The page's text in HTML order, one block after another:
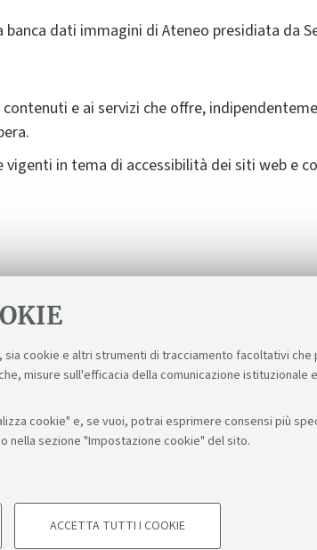
cookie e altri strumenti di tracciamento facoltativi
misure sull'efficacia della comunicazione istituzionale
cookie" e, se vuoi, potrai esprimere consensi più
sezione "Impostazione cookie" del sito.
COOKIE TECNICI - NECESSARI
ACCETTA TUTTI I COOKIE
dati immagini di Ateneo presidiata da
e ai servizi che offre,
in tema di accessibilità dei siti web e
.
33 - 40126 Bologna - PI: 01131710376 - CF: